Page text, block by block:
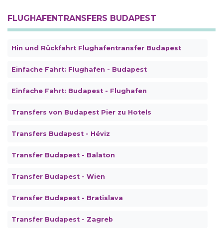
FLUGHAFENTRANSFERS BUDAPEST
Hin und Rückfahrt Flughafentransfer Budapest
Einfache Fahrt: Flughafen - Budapest
Einfache Fahrt: Budapest - Flughafen
Transfers von Budapest Pier zu Hotels
Transfers Budapest - Héviz
Transfer Budapest - Balaton
Transfer Budapest - Wien
Transfer Budapest - Bratislava
Transfer Budapest - Zagreb